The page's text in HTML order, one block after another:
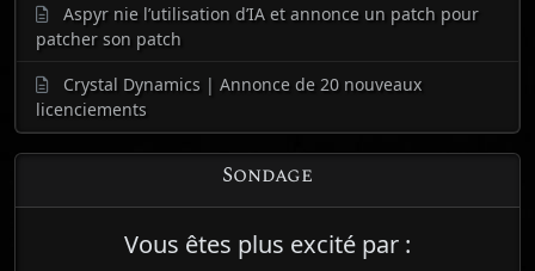
Aspyr nie l’utilisation d’IA et annonce un patch pour
patcher son patch
Crystal Dynamics | Annonce de 20 nouveaux
licenciements
Sondage
Vous êtes plus excité par :